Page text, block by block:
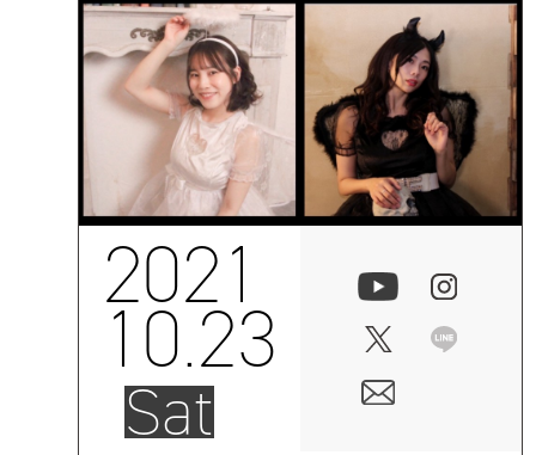
2021
10.23
Sat